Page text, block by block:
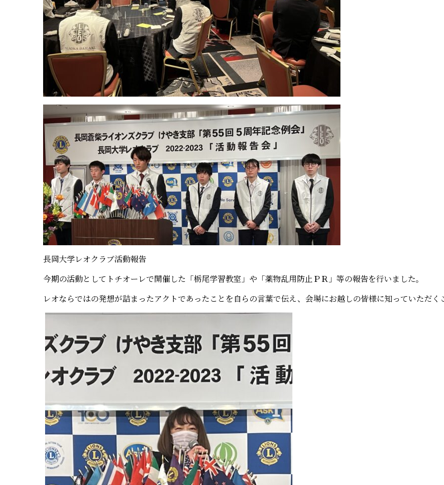
長岡大学レオクラブ活動報告
今期の活動としてトチオーレで開催した「栃尾学習教室」や「薬物乱用防止ＰＲ」等の報告を行いました。
レオならではの発想が詰まったアクトであったことを自らの言葉で伝え、会場にお越しの皆様に知っていただく